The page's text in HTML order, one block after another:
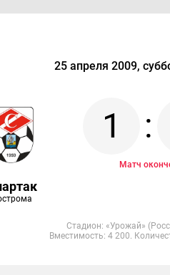
25 апреля 2009,
1 :
Матч
Стадион: «Урожай»
Вместимость: 4 200.